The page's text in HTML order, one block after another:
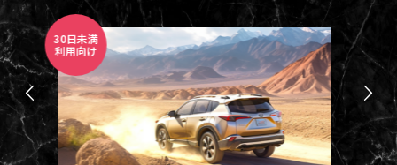
1~12mo
利用向け